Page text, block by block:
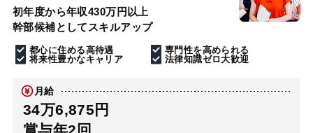
初年度から年収430万円以上
幹部候補としてスキルアップ
都心に住める高待遇
専門性を高められる
将来性豊かなキャリア
法律知識ゼロ大歓迎
月給
34万6,875円
ホーム
解決実績